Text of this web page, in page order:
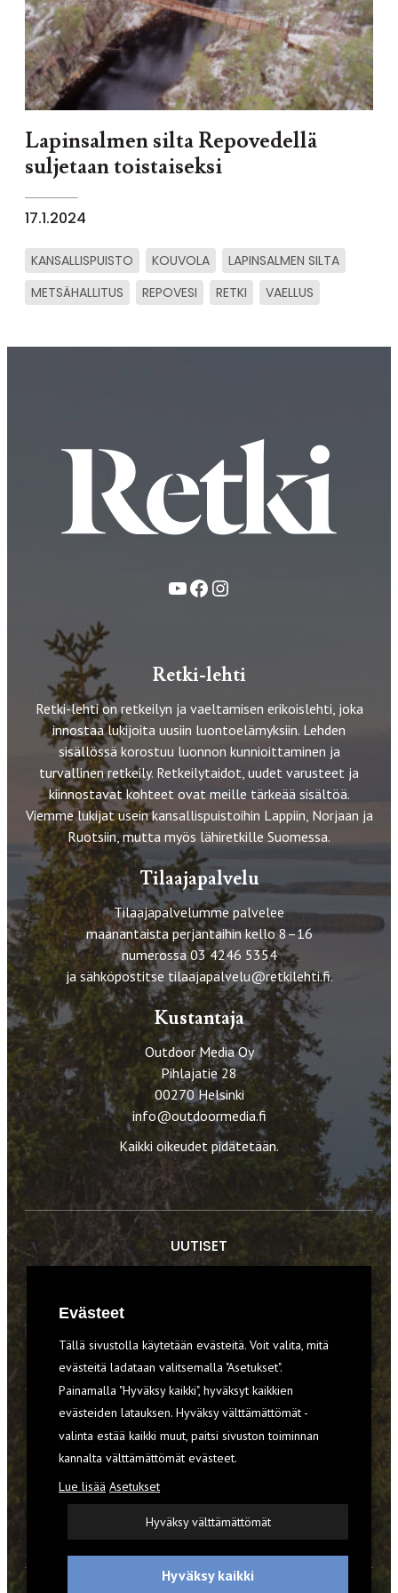
Lapinsalmen silta Repovedellä
suljetaan toistaiseksi
17.1.2024
KANSALLISPUISTO KOUVOLA
LAPINSALMEN SILTA
METSÄHALLITUS
REPOVESI RETKI VAELLUS
YouTube
FacebookInstagram
Retki-lehti
Retki-lehti on retkeilyn ja vaeltamisen erikoislehti, joka
innostaa lukijoita uusiin luontoelämyksiin. Lehden
sisällössä korostuu luonnon kunnioittaminen ja
turvallinen retkeily. Retkeilytaidot, uudet varusteet ja
kiinnostavat kohteet ovat meille tärkeää sisältöä.
Viemme lukijat usein kansallispuistoihin Lappiin, Norjaan ja
Ruotsiin, mutta myös lähiretkille Suomessa.
Tilaajapalvelu
Tilaajapalvelumme palvelee
maanantaista perjantaihin kello 8–16
numerossa 03 4246 5354
ja sähköpostitse tilaajapalvelu@retkilehti.fi.
Kustantaja
Outdoor Media Oy
Pihlajatie 28
00270 Helsinki
info@outdoormedia.fi
Kaikki oikeudet pidätetään.
UUTISET
VARUSTEET
TILAA RETKI-LEHTI
YHTEYSTIEDOT
REKISTERISELOSTE
EVÄSTEET
Evästeet
Tällä sivustolla käytetään evästeitä. Voit valita, mitä
evästeitä ladataan valitsemalla "Asetukset".
Painamalla "Hyväksy kaikki", hyväksyt kaikkien
evästeiden latauksen. Hyväksy välttämättömät -
valinta estää kaikki muut, paitsi sivuston toiminnan
kannalta välttämättömät evästeet.
Lue lisää Asetukset
Hyväksy välttämättömät
Hyväksy kaikki